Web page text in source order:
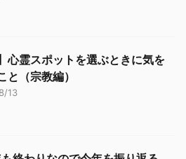
心霊スポットを選ぶときに気を
と（宗教編）
13